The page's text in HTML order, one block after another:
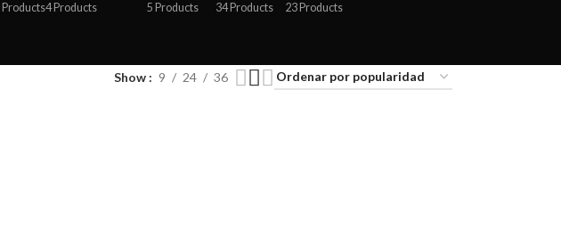
Products4 Products 5 Products 34 Products 23 Products
Show 9 24 36